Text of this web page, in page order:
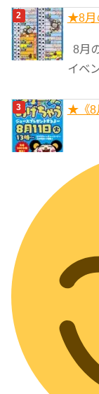
★8月
8月
イベ
★《8